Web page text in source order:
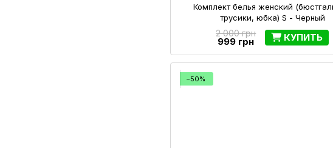
Комплект белья женский
трусики, юбка) S - Черный
2 000 грн
999 грн КУПИТЬ
−50%